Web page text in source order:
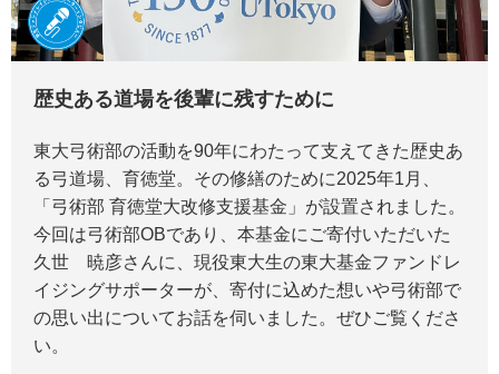
歴史ある道場を後輩に残すために
東大弓術部の活動を90年にわたって支えてきた歴史あ
る弓道場、育徳堂。その修繕のために2025年1月、
「弓術部 育徳堂大改修支援基金」が設置されました。
今回は弓術部OBであり、本基金にご寄付いただいた
久世 暁彦さんに、現役東大生の東大基金ファンドレ
イジングサポーターが、寄付に込めた想いや弓術部で
の思い出についてお話を伺いました。ぜひご覧くださ
い。